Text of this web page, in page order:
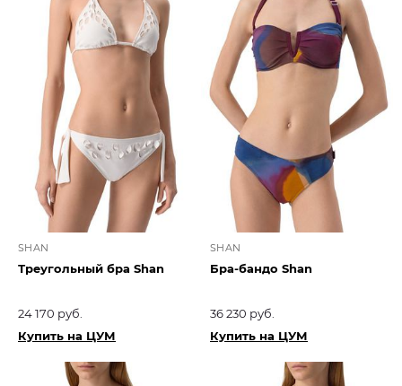
SHAN
Треугольный бра Shan
24 170 руб.
Купить на ЦУМ
SHAN
Бра-бандо Shan
36 230 руб.
Купить на ЦУМ